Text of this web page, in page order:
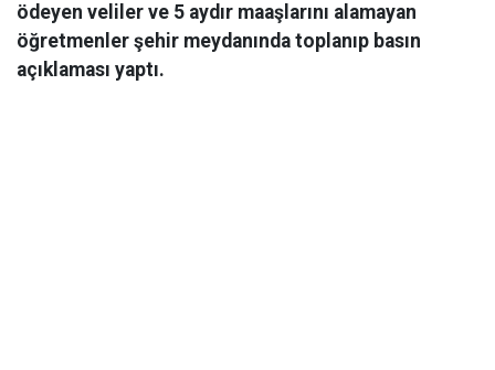
ödeyen veliler ve 5 aydır maaşlarını alamayan
öğretmenler şehir meydanında toplanıp basın
açıklaması yaptı.